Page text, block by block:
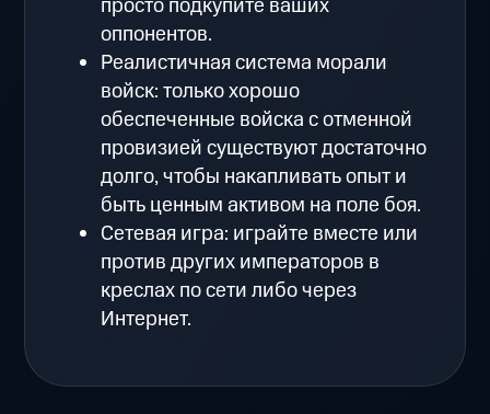
оппонентов.
Реалистичная система морали
войск: только хорошо
обеспеченные войска с отменной
провизией существуют достаточно
долго, чтобы накапливать опыт и
быть ценным активом на поле боя.
Сетевая игра: играйте вместе или
против других императоров в
креслах по сети либо через
Интернет.